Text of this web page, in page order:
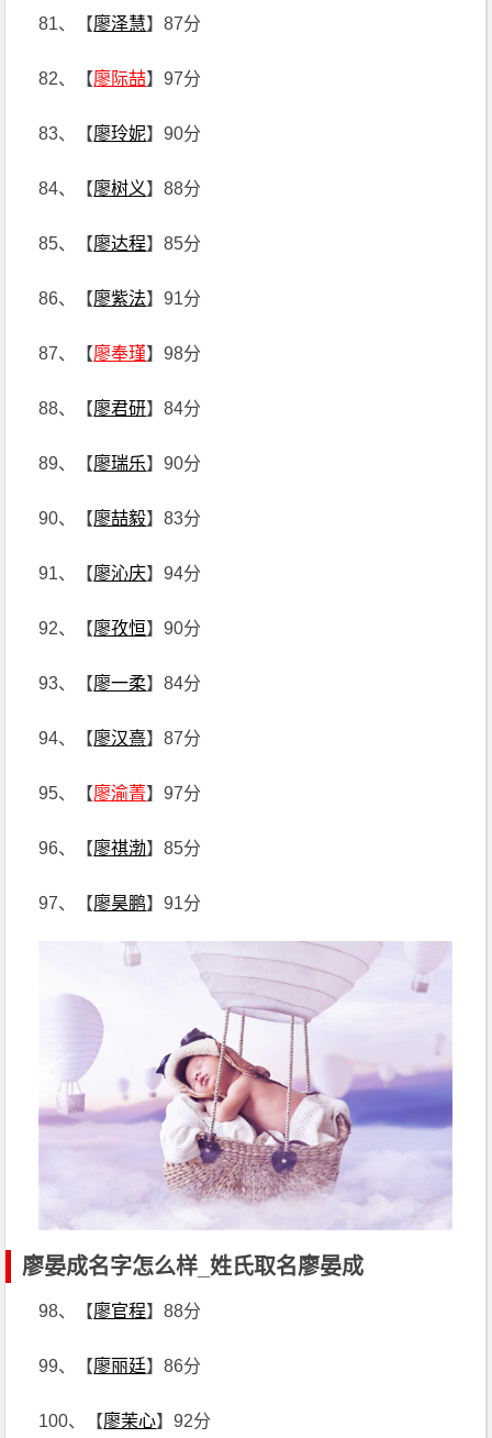
81、【廖泽慧】87分
82、【廖际喆】97分
83、【廖玲妮】90分
84、【廖树义】88分
85、【廖达程】85分
86、【廖紫法】91分
87、【廖奉瑾】98分
88、【廖君研】84分
89、【廖瑞乐】90分
90、【廖喆毅】83分
91、【廖沁庆】94分
92、【廖孜恒】90分
93、【廖一柔】84分
94、【廖汉熹】87分
95、【廖渝菁】97分
96、【廖祺渤】85分
97、【廖昊鹏】91分
廖晏成名字怎么样_姓氏取名廖晏成
98、【廖官程】88分
99、【廖丽廷】86分
100、【廖茉心】92分